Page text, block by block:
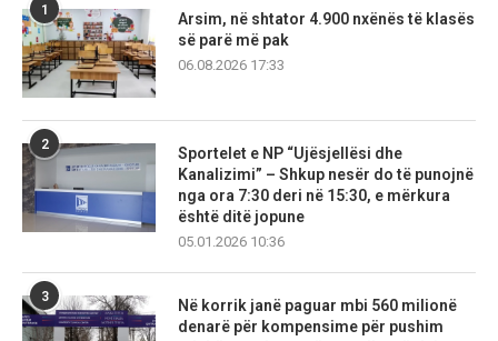
1
Arsim, në shtator 4.900 nxënës të klasës
së parë më pak
06.08.2026 17:33
2
Sportelet e NP “Ujësjellësi dhe
Kanalizimi” – Shkup nesër do të punojnë
nga ora 7:30 deri në 15:30, e mërkura
është ditë jopune
05.01.2026 10:36
3
Në korrik janë paguar mbi 560 milionë
denarë për kompensime për pushim